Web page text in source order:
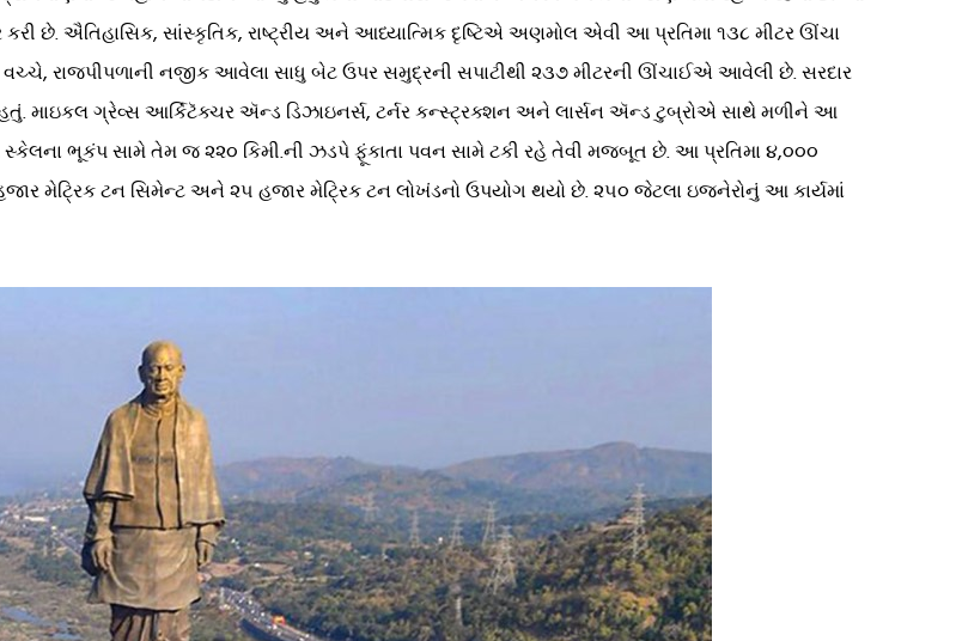
કરી છે. ઐતિહાસિક, સાંસ્કૃતિક, રાષ્ટ્રીય અને આધ્યાત્મિક દૃષ્ટિએ અણમોલ એવી આ પ્રતિમા ૧૩૮ મીટર ઊંચા
વચ્ચે, રાજપીપળાની નજીક આવેલા સાધુ બેટ ઉપર સમુદ્રની સપાટીથી ૨૩૭ મીટરની ઊંચાઈએ આવેલી છે. સરદાર
માઇકલ ગ્રેવ્સ આર્કિટૅક્ચર ઍન્ડ ડિઝાઇનર્સ, ટર્નર કન્સ્ટ્રક્શન અને લાર્સન ઍન્ડ ટુબ્રોએ સાથે મળીને આ
સ્કેલના ભૂકંપ સામે તેમ જ ૨૨૦ કિમી.ની ઝડપે ફૂંકાતા પવન સામે ટકી રહે તેવી મજબૂત છે. આ પ્રતિમા ૪,૦૦૦
હજાર મેટ્રિક ટન સિમેન્ટ અને ૨૫ હજાર મેટ્રિક ટન લોખંડનો ઉપયોગ થયો છે. ૨૫૦ જેટલા ઇજનેરોનું આ કાર્યમાં